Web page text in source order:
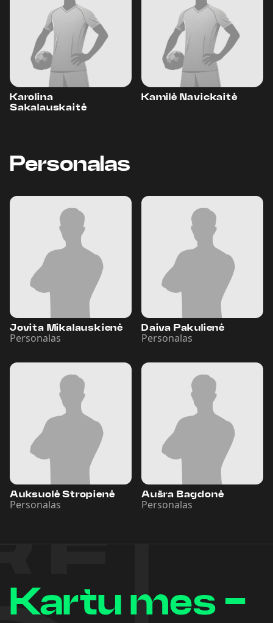
Karolina
Sakalauskaitė
Kamilė Navickaitė
Personalas
Jovita Mikalauskienė
Personalas
Daiva Pakulienė
Personalas
Auksuolė Stropienė
Personalas
Aušra Bagdonė
Personalas
Kartu mes -